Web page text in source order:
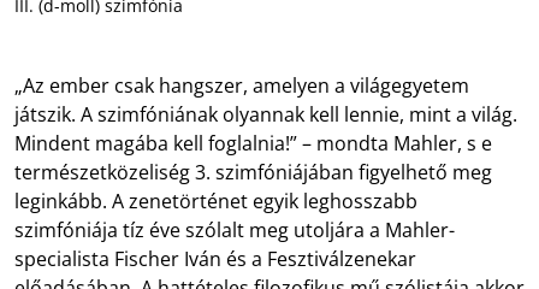
III. (d-moll) szimfónia
„Az ember csak hangszer, amelyen a világegyetem
játszik. A szimfóniának olyannak kell lennie, mint a világ.
Mindent magába kell foglalnia!” – mondta Mahler, s e
természetközeliség 3. szimfóniájában figyelhető meg
leginkább. A zenetörténet egyik leghosszabb
szimfóniája tíz éve szólalt meg utoljára a Mahler-
specialista Fischer Iván és a Fesztiválzenekar